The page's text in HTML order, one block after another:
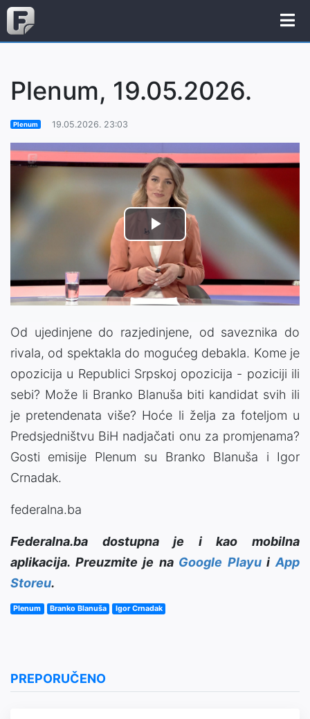
Plenum, 19.05.2026.
Plenum 19.05.2026. 23:03
Play
Video
Od ujedinjene do razjedinjene, od saveznika do
rivala, od spektakla do mogućeg debakla. Kome je
opozicija u Republici Srpskoj opozicija - poziciji ili
sebi? Može li Branko Blanuša biti kandidat svih ili
je pretendenata više? Hoće li želja za foteljom u
Predsjedništvu BiH nadjačati onu za promjenama?
Gosti emisije Plenum su Branko Blanuša i Igor
Crnadak.
federalna.ba
Federalna.ba dostupna je i kao mobilna
aplikacija. Preuzmite je na Google PlayuiApp
Storeu.
Plenum Branko Blanuša Igor Crnadak
PREPORUČENO